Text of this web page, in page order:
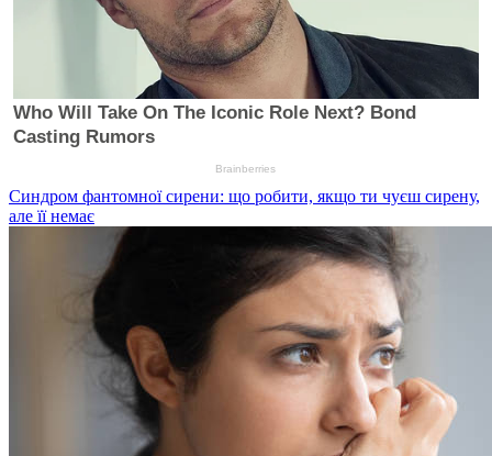
Синдром фантомної сирени: що робити, якщо ти чуєш сирену,
але її немає